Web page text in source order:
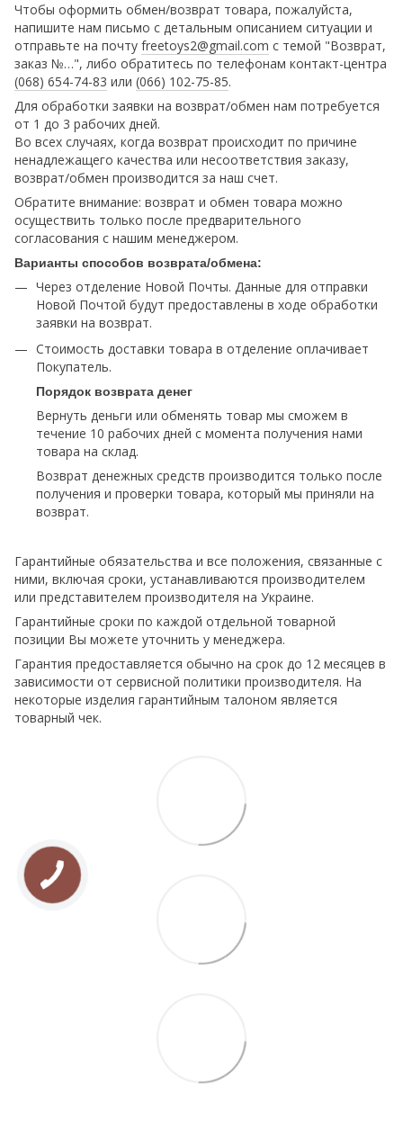
Чтобы оформить обмен/возврат товара, пожалуйста,
напишите нам письмо с детальным описанием ситуации и
отправьте на почту freetoys2@gmail.com c темой "Возврат,
заказ №…", либо обратитесь по телефонам контакт-центра
(068) 654-74-83 или (066) 102-75-85.
Для обработки заявки на возврат/обмен нам потребуется
от 1 до 3 рабочих дней.
Во всех случаях, когда возврат происходит по причине
ненадлежащего качества или несоответствия заказу,
возврат/обмен производится за наш счет.
Обратите внимание: возврат и обмен товара можно
осуществить только после предварительного
согласования с нашим менеджером.
Варианты способов возврата/обмена:
Через отделение Новой Почты. Данные для отправки
Новой Почтой будут предоставлены в ходе обработки
заявки на возврат.
Стоимость доставки товара в отделение оплачивает
Покупатель.
Порядок возврата денег
Вернуть деньги или обменять товар мы сможем в
течение 10 рабочих дней с момента получения нами
товара на склад.
Возврат денежных средств производится только после
получения и проверки товара, который мы приняли на
возврат.
Гарантийные обязательства и все положения, связанные с
ними, включая сроки, устанавливаются производителем
или представителем производителя на Украине.
Гарантийные сроки по каждой отдельной товарной
позиции Вы можете уточнить у менеджера.
Гарантия предоставляется обычно на срок до 12 месяцев в
зависимости от сервисной политики производителя. На
некоторые изделия гарантийным талоном является
товарный чек.